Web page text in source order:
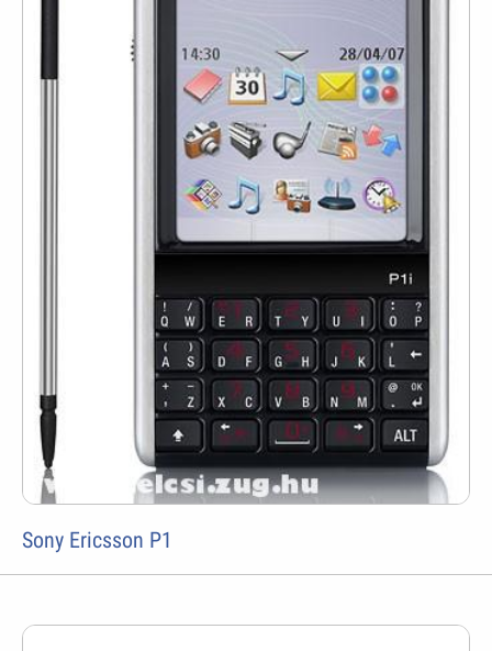
Sony Ericsson P1